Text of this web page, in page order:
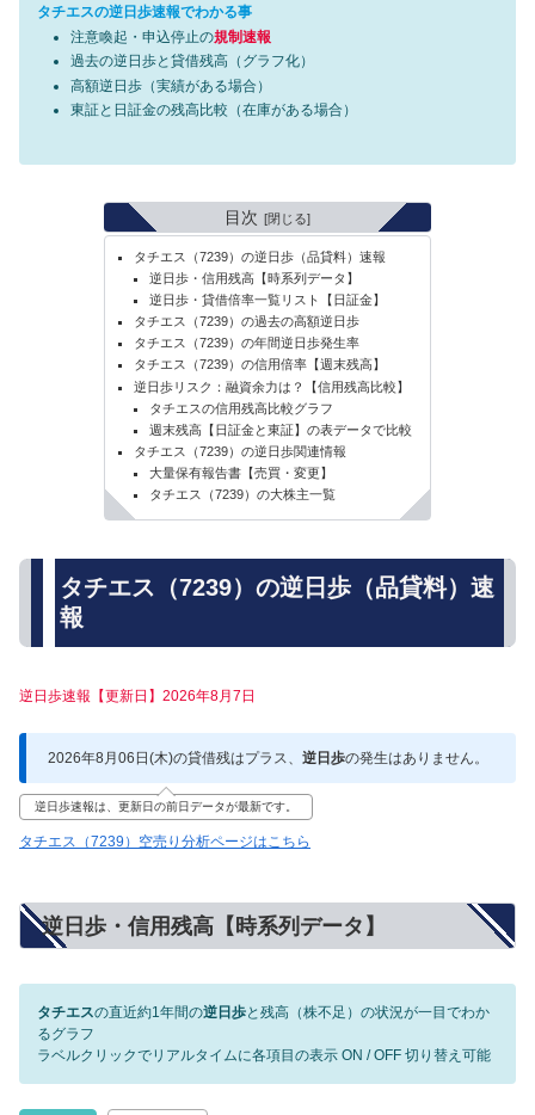
タチエスの逆日歩速報でわかる事
注意喚起・申込停止の規制速報
過去の逆日歩と貸借残高（グラフ化）
高額逆日歩（実績がある場合）
東証と日証金の残高比較（在庫がある場合）
目次
タチエス（7239）の逆日歩（品貸料）速報
逆日歩・信用残高【時系列データ】
逆日歩・貸借倍率一覧リスト【日証金】
タチエス（7239）の過去の高額逆日歩
タチエス（7239）の年間逆日歩発生率
タチエス（7239）の信用倍率【週末残高】
逆日歩リスク：融資余力は？【信用残高比較】
タチエスの信用残高比較グラフ
週末残高【日証金と東証】の表データで比較
タチエス（7239）の逆日歩関連情報
大量保有報告書【売買・変更】
タチエス（7239）の大株主一覧
タチエス（7239）の逆日歩（品貸料）速
報
逆日歩速報【更新日】2026年8月7日
2026年8月06日(木)の貸借残はプラス、 逆日歩の発生はありません。
逆日歩速報は、更新日の前日データが最新です。
タチエス（7239）空売り分析ページはこちら
逆日歩・信用残高【時系列データ】
タチエスの直近約1年間の逆日歩と残高（株不足）の状況が一目でわか
るグラフ
ラベルクリックでリアルタイムに各項目の表示 ON / OFF 切り替え可能